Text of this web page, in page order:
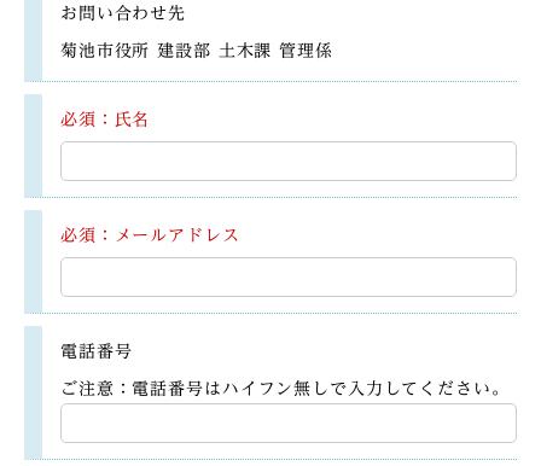
お問い合わせ先
菊池市役所 建設部 土木課 管理係
必須：氏名
必須：メールアドレス
電話番号
ご注意：電話番号はハイフン無しで入力してください。